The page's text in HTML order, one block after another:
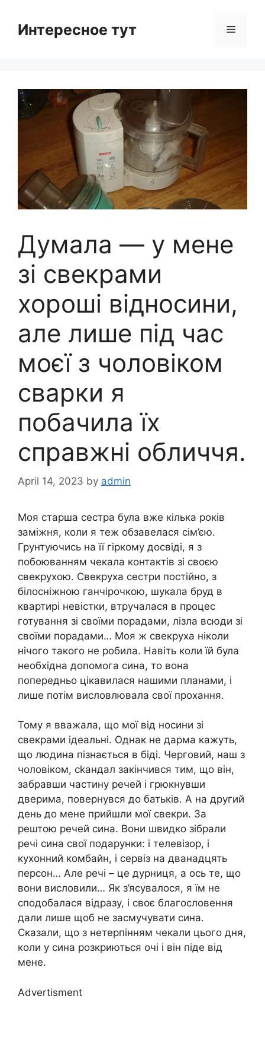
contentИнтересное тут Menu
Думала — у мене
зі свекрами
хороші відносини,
але лише під час
моєї з чоловіком
сварки я
побачила їх
справжні обличчя.
April 14, 2023 by admin
Моя старша сестра була вже кілька років
заміжня, коли я теж обзавелася сім’єю.
Грунтуючись на її гіркому досвіді, я з
побоюванням чекала контактів зі своєю
свекрухою. Свекруха сестри постійно, з
білосніжною ганчірочкою, шукала бруд в
квартирі невістки, втручалася в процес
готування зі своїми порадами, лізла всюди зі
своїми порадами… Моя ж свекруха ніколи
нічого такого не робила. Навіть коли їй була
необхідна доnомога сина, то вона
попередньо цікавилася нашими планами, і
лише потім висловлювала свої прохання.
Тому я вважала, що мої від носини зі
свекрами ідеальні. Однак не дарма кажуть,
що людина пізнається в біді. Черговий, наш з
чоловіком, сkандал закінчився тим, що він,
забравши частину речей і грюкнувши
дверима, повернувся до батьків. А на другий
день до мене прийшли мої свекри. За
рештою речей сина. Вони швидко зібрали
речі сина свої подарунки: і телевізор, і
кухонний комбайн, і сервіз на дванадцять
персон… Але речі – це дурниця, а ось те, що
вони висловили… Як з’ясувалося, я їм не
сподобалася відразу, і своє благословення
дали лише щоб не засмучувати сина.
Сказали, що з нетерпінням чекали цього дня,
коли у сина розкриються очі і він піде від
мене.
Advertisment